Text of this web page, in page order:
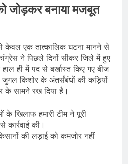
जोड़कर बनाया मजबूत
केवल एक तात्कालिक घटना मानने से
ने पिछले दिनों सीकर जिले में हुए
ही में पद से बर्खास्त किए गए बीज
किशोर के अंतर्संबंधों की कड़ियों
सामने रख दिया है।
के खिलाफ हमारी टीम ने पूरी
कार्रवाई की।
की लड़ाई को कमजोर नहीं